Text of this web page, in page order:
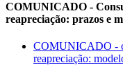
COMUNICADO -
reapreciação: prazos e
COMUNICADO -
reapreciação: